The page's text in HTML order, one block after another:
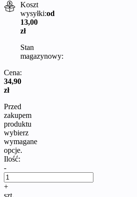
Koszt
wysyłki:od
13,00
zł
Stan
magazynowy:
Cena:
34,90
zł
Przed
zakupem
produktu
wybierz
wymagane
opcje.
Ilość:
-
+